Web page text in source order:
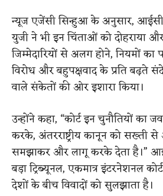
न्यूज एजेंसी सिन्हुआ के अनुसार, आईसीजे
युजी ने भी इन चिंताओं को दोहराया और
जिम्मेदारियों से अलग होने, नियमों
विरोध और बहुपक्षवाद के प्रति बढ़ते
वाले संकेतों की ओर इशारा किया।
उन्होंने कहा, “कोर्ट इन चुनौतियों का
करके, अंतरराष्ट्रीय कानून को सख्ती
समझाकर और लागू करके देता है।”
बड़ा ट्रिब्यूनल, एकमात्र इंटरनेशनल
देशों के बीच विवादों को सुलझाता है।